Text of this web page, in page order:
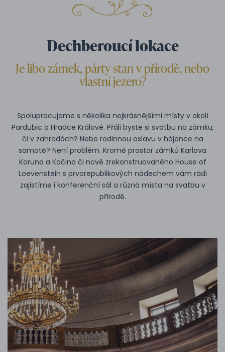
Dechberoucí lokace
Je libo zámek, párty stan v přírodě, nebo
vlastní jezero?
Spolupracujeme s několika nejkrásnějšími místy v okolí
Pardubic a Hradce Králové. Přáli byste si svatbu na zámku,
či v zahradách? Nebo rodinnou oslavu v hájence na
samotě? Není problém. Kromě prostor zámků Karlova
Koruna a Kačina či nově zrekonstruovaného House of
Loevenstein s prvorepublikových nádechem vám rádi
zajistíme i konferenční sál a různá místa na svatbu v
přírodě.